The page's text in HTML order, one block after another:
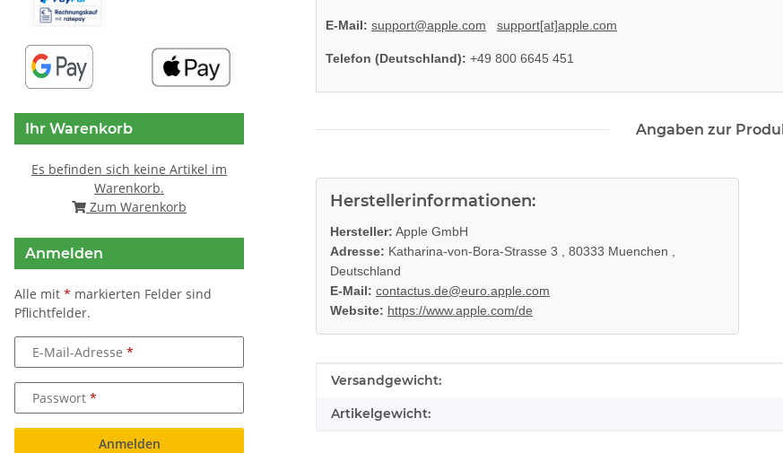
E-Mail: support@apple.com support[at]apple.com
Telefon (Deutschland): +49 800 6645 451
Angaben zur
Herstellerinformationen:
Hersteller: Apple GmbH
Adresse: Katharina-von-Bora-Strasse 3 , 80333 Muenchen ,
Deutschland
E-Mail: contactus.de@euro.apple.com
Website: https://www.apple.com/de
Produkteigenschaft
Wert
Versandgewicht:
Artikelgewicht:
Ihr Warenkorb
Es befinden sich keine Artikel im
Warenkorb.
Zum Warenkorb
Anmelden
Alle mit * markierten Felder sind
Pflichtfelder.
E-Mail-Adresse
Passwort
Anmelden